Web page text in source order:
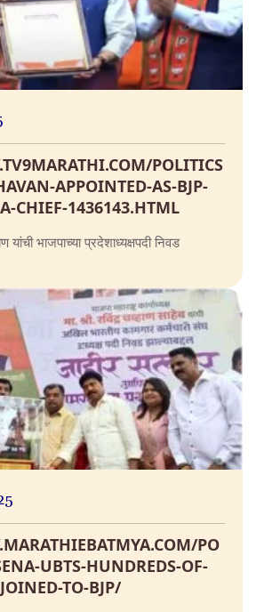
POLITICS
APPOINTED-AS-BJP-
CHIEF-1436143.HTML
यांची भाजपाच्या प्रदेशाध्यक्षपदी निवड
PO
UBTS-HUNDREDS-OF-
TO-BJP/